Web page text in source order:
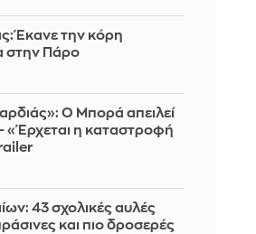
Έκανε την κόρη
στην Πάρο
Ο Μπορά απειλεί
«Έρχεται η καταστροφή
43 σχολικές αυλές
και πιο δροσερές